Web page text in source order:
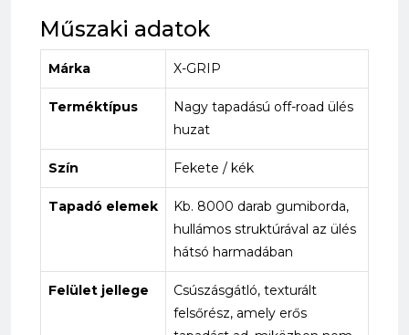
Műszaki adatok
Márka X-GRIP
Terméktípus
Nagy tapadású off-road ülés
huzat
Szín Fekete / kék
Tapadó elemek
Kb. 8000 darab gumiborda,
hullámos struktúrával az ülés
hátsó harmadában
Felület jellege
Csúszásgátló, texturált
felsőrész, amely erős